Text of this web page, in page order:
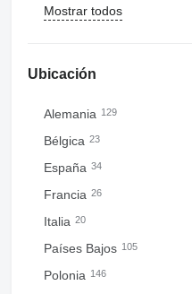
Mostrar todos
Ubicación
Alemania 129
Bélgica 23
España 34
Francia 26
Italia 20
Países Bajos 105
Polonia 146